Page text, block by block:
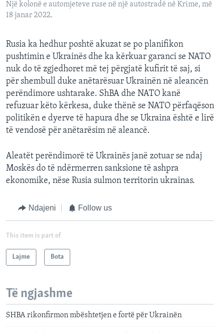
Një kolonë e automjeteve ruse në një autostradë në Krime, më
18 janar 2022.
Rusia ka hedhur poshtë akuzat se po planifikon
pushtimin e Ukrainës dhe ka kërkuar garanci se NATO
nuk do të zgjedhoret më tej përgjatë kufirit të saj, si
për shembull duke anëtarësuar Ukrainën në aleancën
perëndimore ushtarake. ShBA dhe NATO kanë
refuzuar këto kërkesa, duke thënë se NATO përfaqëson
politikën e dyerve të hapura dhe se Ukraina është e lirë
të vendosë për anëtarësim në aleancë.
Aleatët perëndimorë të Ukrainës janë zotuar se ndaj
Moskës do të ndërmerren sanksione të ashpra
ekonomike, nëse Rusia sulmon territorin ukrainas.
Ndajeni Follow us
This item is part of
Lajme Bota
Të ngjashme
SHBA rikonfirmon mbështetjen e fortë për Ukrainën